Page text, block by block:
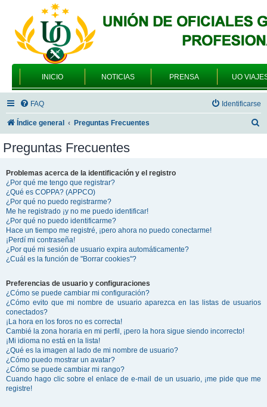
INICIO NOTICIAS PRENSA UO
FAQ Identificarse
Índice general Preguntas Frecuentes
Preguntas Frecuentes
Problemas acerca de la identificación y el registro
¿Por qué me tengo que registrar?
¿Qué es COPPA? (APPCO)
¿Por qué no puedo registrarme?
Me he registrado ¡y no me puedo identificar!
¿Por qué no puedo identificarme?
Hace un tiempo me registré, ¡pero ahora no puedo conectarme!
¡Perdí mi contraseña!
¿Por qué mi sesión de usuario expira automáticamente?
¿Cuál es la función de "Borrar cookies"?
Preferencias de usuario y configuraciones
¿Cómo se puede cambiar mi configuración?
¿Cómo evito que mi nombre de usuario aparezca en las listas de usuarios
conectados?
¡La hora en los foros no es correcta!
Cambié la zona horaria en mi perfil, ¡pero la hora sigue siendo incorrecto!
¡Mi idioma no está en la lista!
¿Qué es la imagen al lado de mi nombre de usuario?
¿Cómo puedo mostrar un avatar?
¿Cómo se puede cambiar mi rango?
Cuando hago clic sobre el enlace de e-mail de un usuario, ¡me pide que me
registre!